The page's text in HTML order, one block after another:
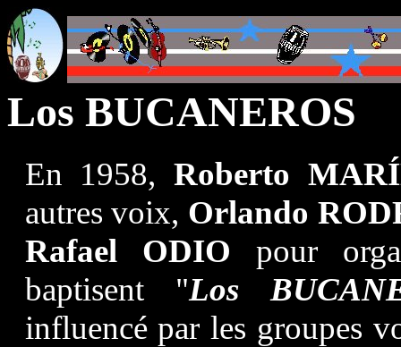
Los BUCANEROS
En 1958, Roberto
autres voix, Orlando
Rafael ODIO pour
baptisent "Los
influencé par les groupes